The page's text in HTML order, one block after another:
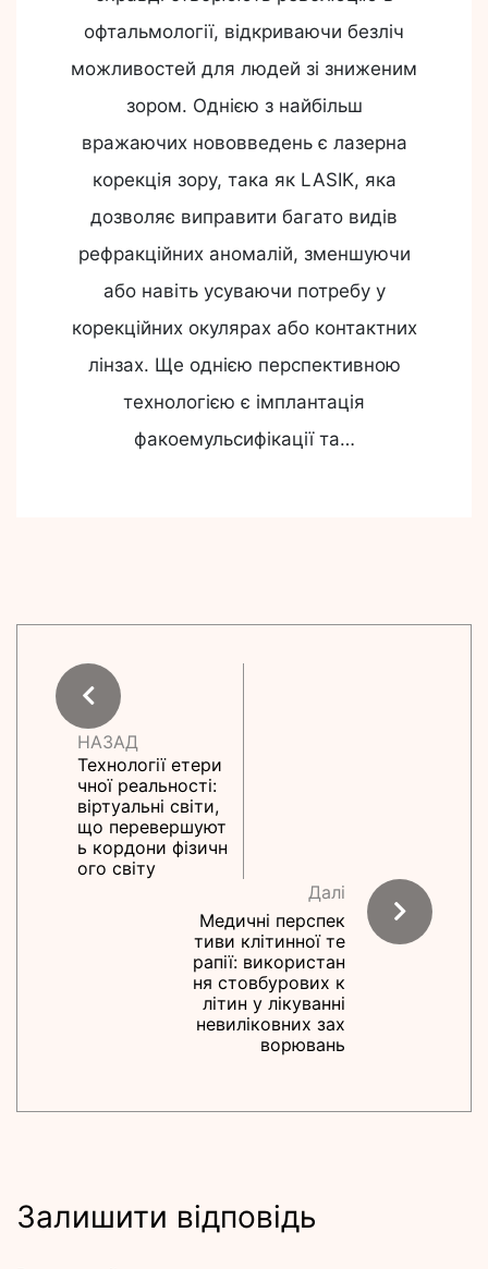
офтальмології, відкриваючи безліч
можливостей для людей зі зниженим
зором. Однією з найбільш
вражаючих нововведень є лазерна
корекція зору, така як LASIK, яка
дозволяє виправити багато видів
рефракційних аномалій, зменшуючи
або навіть усуваючи потребу у
корекційних окулярах або контактних
лінзах. Ще однією перспективною
технологією є імплантація
факоемульсифікації та…
НАЗАД
Технології етери
чної реальності:
віртуальні світи,
що перевершуют
ь кордони фізичн
ого світу
Далі
Медичні перспек
тиви клітинної те
рапії: використан
ня стовбурових к
літин у лікуванні
невиліковних зах
ворювань
Залишити відповідь